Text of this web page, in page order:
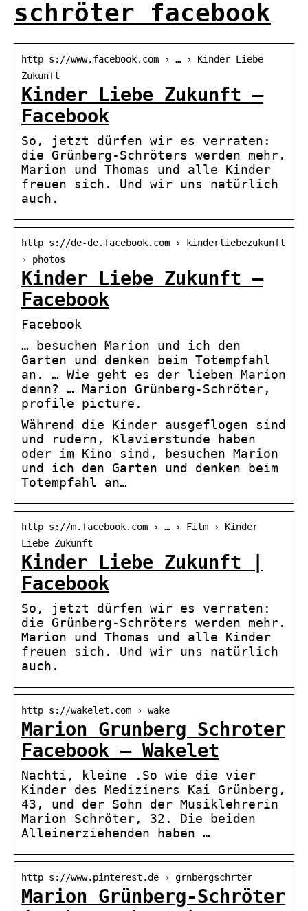
schröter facebook
http s://www.facebook.com › … › Kinder Liebe
Zukunft
Kinder Liebe Zukunft –
Facebook
So, jetzt dürfen wir es verraten:
die Grünberg-Schröters werden mehr.
Marion und Thomas und alle Kinder
freuen sich. Und wir uns natürlich
auch.
http s://de-de.facebook.com › kinderliebezukunft
› photos
Kinder Liebe Zukunft –
Facebook
Facebook
… besuchen Marion und ich den
Garten und denken beim Totempfahl
an. … Wie geht es der lieben Marion
denn? … Marion Grünberg-Schröter,
profile picture.
Während die Kinder ausgeflogen sind
und rudern, Klavierstunde haben
oder im Kino sind, besuchen Marion
und ich den Garten und denken beim
Totempfahl an…
http s://m.facebook.com › … › Film › Kinder
Liebe Zukunft
Kinder Liebe Zukunft |
Facebook
So, jetzt dürfen wir es verraten:
die Grünberg-Schröters werden mehr.
Marion und Thomas und alle Kinder
freuen sich. Und wir uns natürlich
auch.
http s://wakelet.com › wake
Marion Grunberg Schroter
Facebook – Wakelet
Nachti, kleine .So wie die vier
Kinder des Mediziners Kai Grünberg,
43, und der Sohn der Musiklehrerin
Marion Schröter, 32. Die beiden
Alleinerziehenden haben …
http s://www.pinterest.de › grnbergschrter
Marion Grünberg-Schröter